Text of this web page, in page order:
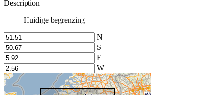
Description
Huidige begrenzing
N
S
E
W